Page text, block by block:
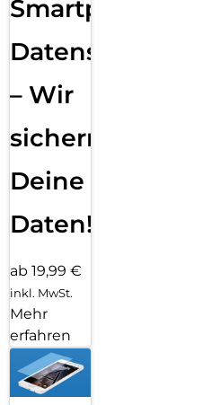
Smartphone
Datensicherung
– Wir
sichern
Deine
Daten!
ab 19,99 €
inkl. MwSt.
Mehr
erfahren